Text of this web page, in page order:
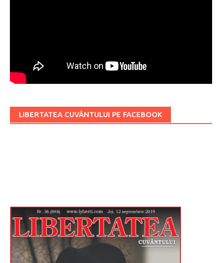
LIBERTATEA CUVÂNTULUI PE FACEBOOK